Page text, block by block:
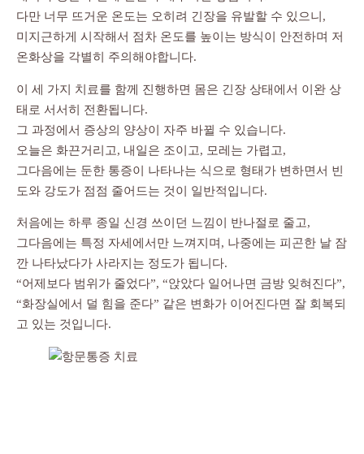
다만 너무 뜨거운 온도는 오히려 긴장을 유발할 수 있으니,
미지근하게 시작해서 점차 온도를 높이는 방식이 안전하며 저
온화상을 각별히 주의해야합니다.
이 세 가지 치료를 함께 진행하면 몸은 긴장 상태에서 이완 상
태로 서서히 전환됩니다.
그 과정에서 증상의 양상이 자주 바뀔 수 있습니다.
오늘은 화끈거리고, 내일은 조이고, 모레는 가렵고,
그다음에는 둔한 통증이 나타나는 식으로 형태가 변하면서 빈
도와 강도가 점점 줄어드는 것이 일반적입니다.
처음에는 하루 종일 신경 쓰이던 느낌이 반나절로 줄고,
그다음에는 특정 자세에서만 느껴지며, 나중에는 피곤한 날 잠
깐 나타났다가 사라지는 정도가 됩니다.
“어제보다 범위가 줄었다”, “앉았다 일어나면 금방 잊혀진다”,
“화장실에서 덜 힘을 준다” 같은 변화가 이어진다면 잘 회복되
고 있는 것입니다.